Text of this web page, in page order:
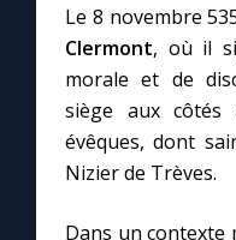
Le 8 novembre
Clermont, où il
morale et de
siège aux côtés
évêques, dont
Nizier de Trèves.
Dans un contexte